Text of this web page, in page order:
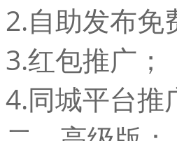
2.自助发布免
3.红包推广；
4.同城平台推